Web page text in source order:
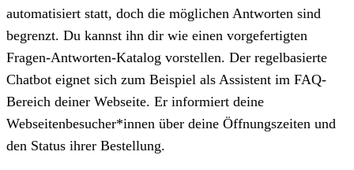
automatisiert statt, doch die möglichen Antworten sind
begrenzt. Du kannst ihn dir wie einen vorgefertigten
Fragen-Antworten-Katalog vorstellen. Der regelbasierte
Chatbot eignet sich zum Beispiel als Assistent im FAQ-
Bereich deiner Webseite. Er informiert deine
Webseitenbesucher*innen über deine Öffnungszeiten und
den Status ihrer Bestellung.